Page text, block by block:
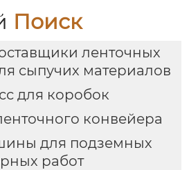
Поиск
ленточных
сыпучих материалов
для коробок
конвейера
для подземных
работ